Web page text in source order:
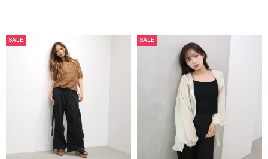
SALE SALE